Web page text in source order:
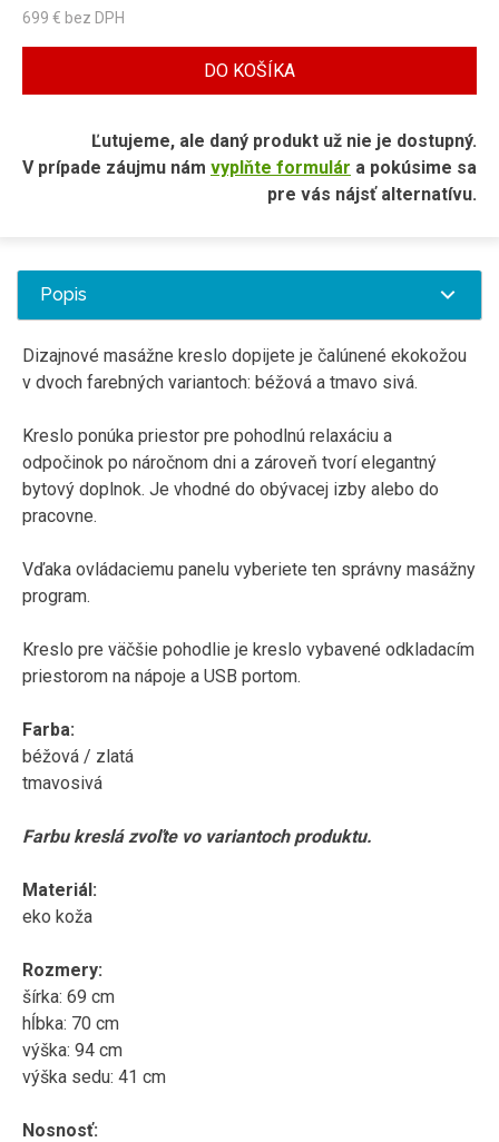
699 € bez DPH
DO KOŠÍKA
Ľutujeme, ale daný produkt už nie je dostupný.
V prípade záujmu nám vyplňte formulár a pokúsime sa
pre vás nájsť alternatívu.
Popis
Dizajnové masážne kreslo dopijete je čalúnené ekokožou
v dvoch farebných variantoch: béžová a tmavo sivá.
Kreslo ponúka priestor pre pohodlnú relaxáciu a
odpočinok po náročnom dni a zároveň tvorí elegantný
bytový doplnok. Je vhodné do obývacej izby alebo do
pracovne.
Vďaka ovládaciemu panelu vyberiete ten správny masážny
program.
Kreslo pre väčšie pohodlie je kreslo vybavené odkladacím
priestorom na nápoje a USB portom.
Farba:
béžová / zlatá
tmavosivá
Farbu kreslá zvoľte vo variantoch produktu.
Materiál:
eko koža
Rozmery:
šírka: 69 cm
hĺbka: 70 cm
výška: 94 cm
výška sedu: 41 cm
Nosnosť: